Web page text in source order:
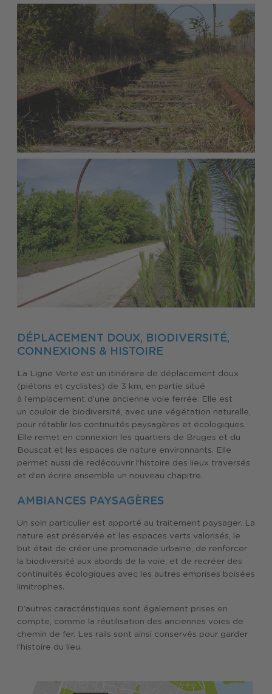
DÉPLACEMENT DOUX, BIODIVERSITÉ,
CONNEXIONS & HISTOIRE
La Ligne Verte est un itinéraire de déplacement doux
(piétons et cyclistes) de 3 km, en partie situé
à l’emplacement d’une ancienne voie ferrée. Elle est
un couloir de biodiversité, avec une végétation naturelle,
pour rétablir les continuités paysagères et écologiques.
Elle remet en connexion les quartiers de Bruges et du
Bouscat et les espaces de nature environnants. Elle
permet aussi de redécouvrir l’histoire des lieux traversés
et d’en écrire ensemble un nouveau chapitre.
AMBIANCES PAYSAGÈRES
Un soin particulier est apporté au traitement paysager. La
nature est préservée et les espaces verts valorisés, le
but était de créer une promenade urbaine, de renforcer
la biodiversité aux abords de la voie, et de recréer des
continuités écologiques avec les autres emprises boisées
limitrophes.
D’autres caractéristiques sont également prises en
compte, comme la réutilisation des anciennes voies de
chemin de fer. Les rails sont ainsi conservés pour garder
l’histoire du lieu.